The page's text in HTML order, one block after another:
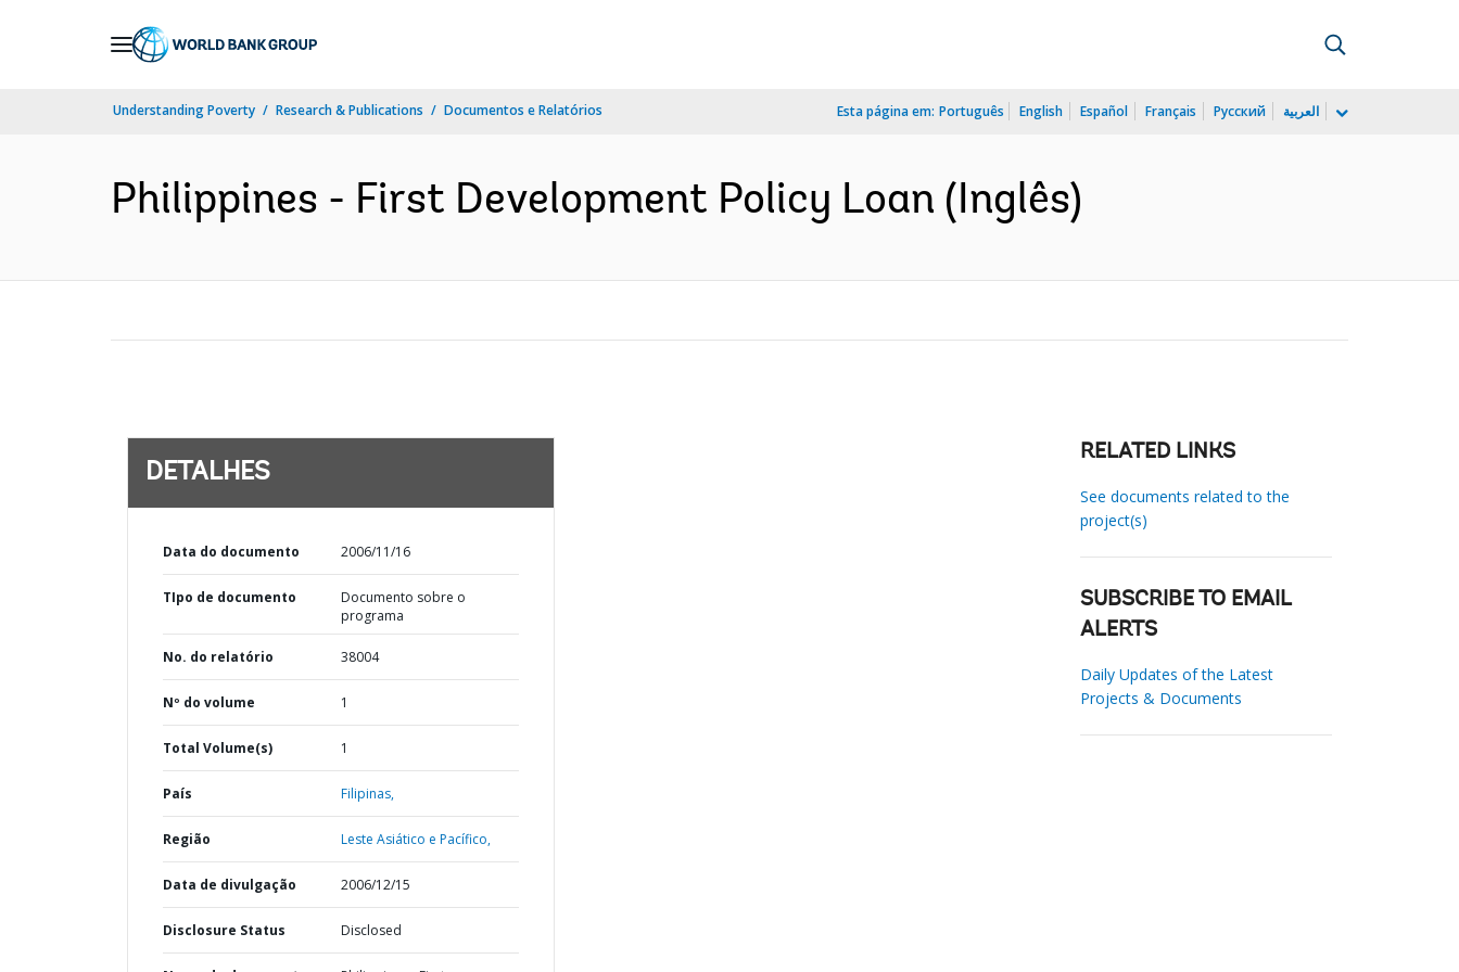
Understanding Poverty Research & Publications Documentos e Relatórios Esta página em: Português English Español Français Русский العربية
Philippines - First Development Policy Loan (Inglês)
DETALHES
Data do documento 2006/11/16
TIpo de documento
Documento sobre o
programa
No. do relatório 38004
Nº do volume 1
Total Volume(s) 1
País Filipinas,
Região Leste Asiático e Pacífico,
Data de divulgação 2006/12/15
Disclosure Status Disclosed
RELATED LINKS
See documents related to the
project(s)
SUBSCRIBE TO EMAIL
ALERTS
Daily Updates of the Latest
Projects & Documents